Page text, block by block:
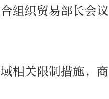
组织贸易部长会议
相关限制措施，商